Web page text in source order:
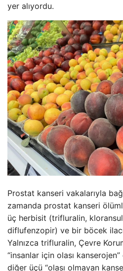
yer alıyordu.
Prostat kanseri vakalarıyla
zamanda prostat kanseri
üç herbisit (trifluralin,
diflufenzopir) ve bir böcek
Yalnızca trifluralin, Çevre
“insanlar için olası kanserojen”
diğer üçü “olası olmayan